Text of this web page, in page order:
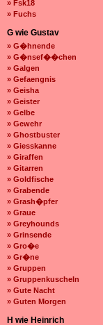
» Fsk18
» Fuchs
G wie Gustav
» G�hnende
» G�nsef��chen
» Galgen
» Gefaengnis
» Geisha
» Geister
» Gelbe
» Gewehr
» Ghostbuster
» Giesskanne
» Giraffen
» Gitarren
» Goldfische
» Grabende
» Grash�pfer
» Graue
» Greyhounds
» Grinsende
» Gro�e
» Gr�ne
» Gruppen
» Gruppenkuscheln
» Gute Nacht
» Guten Morgen
H wie Heinrich